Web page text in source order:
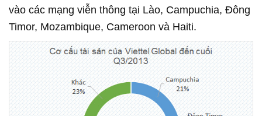
vào các mạng viễn thông tại Lào, Campuchia, Đông
Timor, Mozambique, Cameroon và Haiti.